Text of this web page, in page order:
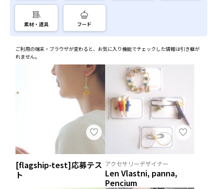
素材・道具 フード
ご利用の端末・ブラウザが変わると、お気に入り機能でチェックした情報は引き継が
れません。
[flagship-test]応募テス
ト
アクセサリーデザイナー
Len Vlastni, panna,
Pencium